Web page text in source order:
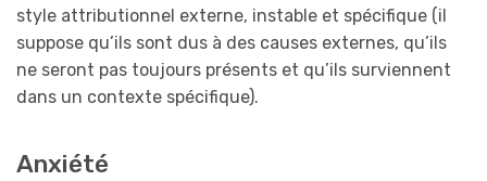
style attributionnel externe, instable et spécifique (il
suppose qu’ils sont dus à des causes externes, qu’ils
ne seront pas toujours présents et qu’ils surviennent
dans un contexte spécifique).
Anxiété